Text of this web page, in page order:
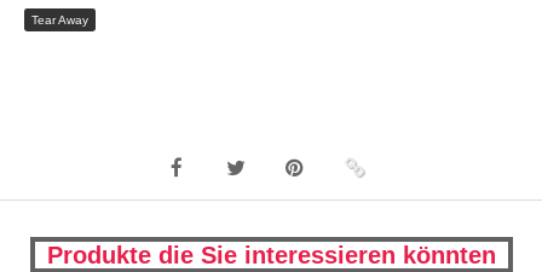
Tear Away
Produkte die Sie interessieren könnten